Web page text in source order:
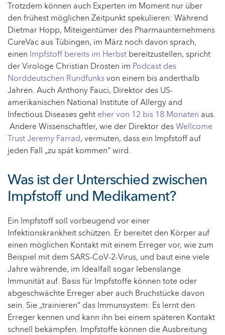
Trotzdem können auch Experten im Moment nur über
den frühest möglichen Zeitpunkt spekulieren: Während
Dietmar Hopp, Miteigentümer des Pharmaunternehmens
CureVac aus Tübingen, im März noch davon sprach,
einen Impfstoff bereits im Herbst bereitzustellen, spricht
der Virologe Christian Drosten im Podcast des
Norddeutschen Rundfunksvon einem bis anderthalb
Jahren. Auch Anthony Fauci, Direktor des US-
amerikanischen National Institute of Allergy and
Infectious Diseases geht eher von 12 bis 18 Monaten aus.
Andere Wissenschaftler, wie der Direktor desWellcome
Trust Jeremy Farrad, vermuten, dass ein Impfstoff auf
jeden Fall „zu spät kommen“ wird.
Was ist der Unterschied zwischen
Impfstoff und Medikament?
Ein Impfstoff soll vorbeugend vor einer
Infektionskrankheit schützen. Er bereitet den Körper auf
einen möglichen Kontakt mit einem Erreger vor, wie zum
Beispiel mit dem SARS-CoV-2-Virus, und baut eine viele
Jahre währende, im Idealfall sogar lebenslange
Immunität auf. Basis für Impfstoffe können tote oder
abgeschwächte Erreger aber auch Bruchstücke davon
sein. Sie „trainieren“ das Immunsystem: Es lernt den
Erreger kennen und kann ihn bei einem späteren Kontakt
schnell bekämpfen. Impfstoffe können die Ausbreitung